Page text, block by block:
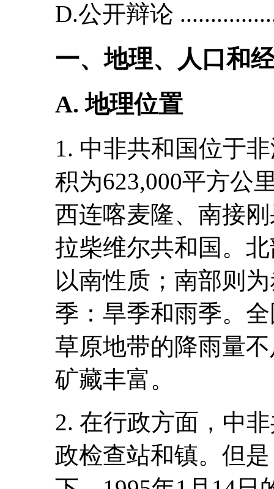
D.公开辩论
一、地理、人口和
A. 地理位置
1. 中非共和国位于
积为623,000平方公
西连喀麦隆、南接
拉柴维尔共和国。
以南性质；南部则
季：旱季和雨季。
草原地带的降雨量
矿藏丰富。
2. 在行政方面，中
政检查站和镇。但